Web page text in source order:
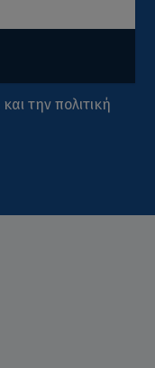
και τηνπολιτική